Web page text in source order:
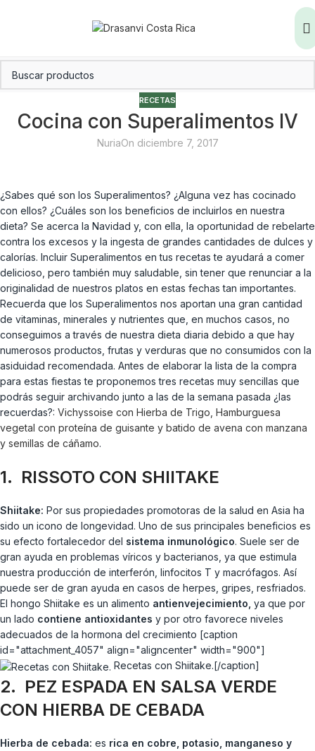
RECETAS
Cocina con Superalimentos IV
NuriaOn diciembre 7, 2017
¿Sabes qué son los Superalimentos? ¿Alguna vez has cocinado
con ellos? ¿Cuáles son los beneficios de incluirlos en nuestra
dieta? Se acerca la Navidad y, con ella, la oportunidad de rebelarte
contra los excesos y la ingesta de grandes cantidades de dulces y
calorías. Incluir Superalimentos en tus recetas te ayudará a comer
delicioso, pero también muy saludable, sin tener que renunciar a la
originalidad de nuestros platos en estas fechas tan importantes.
Recuerda que los Superalimentos nos aportan una gran cantidad
de vitaminas, minerales y nutrientes que, en muchos casos, no
conseguimos a través de nuestra dieta diaria debido a que hay
numerosos productos, frutas y verduras que no consumidos con la
asiduidad recomendada. Antes de elaborar la lista de la compra
para estas fiestas te proponemos tres recetas muy sencillas que
podrás seguir archivando junto a las de la semana pasada ¿las
recuerdas?: Vichyssoise con Hierba de Trigo, Hamburguesa
vegetal con proteína de guisante y batido de avena con manzana
y semillas de cáñamo.
1. RISSOTO CON SHIITAKE
Shiitake: Por sus propiedades promotoras de la salud en Asia ha
sido un icono de longevidad. Uno de sus principales beneficios es
su efecto fortalecedor del sistema inmunológico. Suele ser de
gran ayuda en problemas víricos y bacterianos, ya que estimula
nuestra producción de interferón, linfocitos T y macrófagos. Así
puede ser de gran ayuda en casos de herpes, gripes, resfriados.
El hongo Shiitake es un alimento antienvejecimiento, ya que por
un lado contiene antioxidantes y por otro favorece niveles
adecuados de la hormona del crecimiento [caption
id="attachment_4057" align="aligncenter" width="900"]
Recetas con Shiitake.[/caption]
2. PEZ ESPADA EN SALSA VERDE
CON HIERBA DE CEBADA
Hierba de cebada: es rica en cobre, potasio, manganeso y